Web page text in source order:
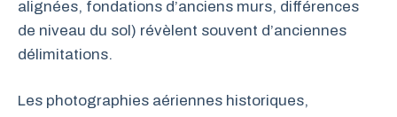
alignées, fondations d’anciens murs, différences
de niveau du sol) révèlent souvent d’anciennes
délimitations.
Les photographies aériennes historiques,